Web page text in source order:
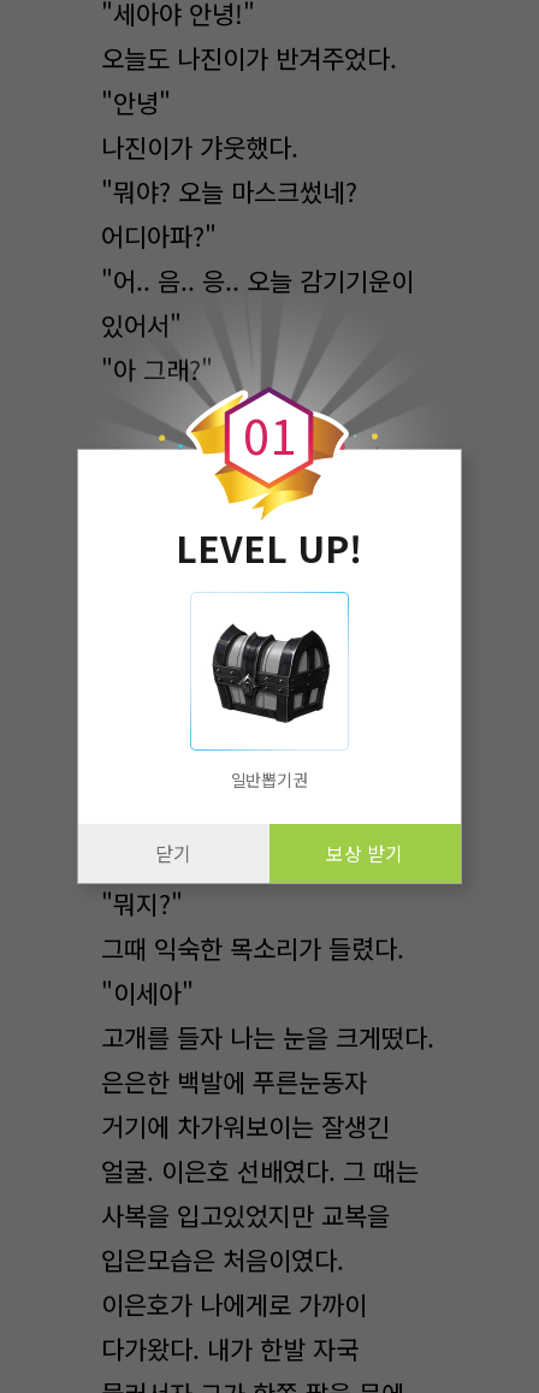
"세아야 안녕!"
오늘도 나진이가 반겨주었다.
"안녕"
나진이가 갸웃했다.
"뭐야? 오늘 마스크썼네?
어디아파?"
"어.. 음.. 응.. 오늘 감기기운이
있어서"
"아 그래?"
사실은 거짓말이다. 어제 맞은
뺨이 부어올라 그것을 가릴려고
마스크를 썼다.
"아프면 말해"
"응 알았어~"
나는 화장실을 가겠다고 말하고
교실을 나올려하자 교실앞이
북적거렸다.
"뭐지?"
그때 익숙한 목소리가 들렸다.
"이세아"
고개를 들자 나는 눈을 크게떴다.
은은한 백발에 푸른눈동자
거기에 차가워보이는 잘생긴
얼굴. 이은호 선배였다. 그 때는
사복을 입고있었지만 교복을
입은모습은 처음이였다.
이은호가 나에게로 가까이
다가왔다. 내가 한발 자국
0
0
1
LEVEL UP!
일반뽑기권
닫기 보상 받기